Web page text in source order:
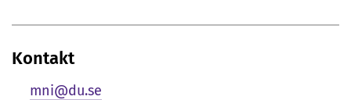
g
p
Kontakt
mni@du.se